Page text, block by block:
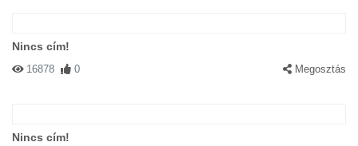
Nincs cím!
16878 0 Megosztás
Nincs cím!